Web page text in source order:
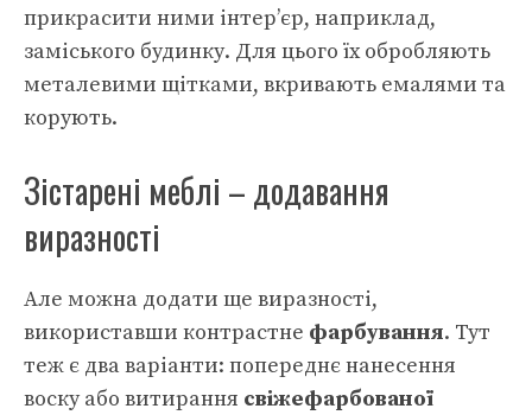
прикрасити ними інтер’єр, наприклад,
заміського будинку. Для цього їх обробляють
металевими щітками, вкривають емалями та
корують.
Зістарені меблі – додавання
виразності
Але можна додати ще виразності,
використавши контрастне фарбування. Тут
теж є два варіанти: попереднє нанесення
воску або витирання свіжефарбованої